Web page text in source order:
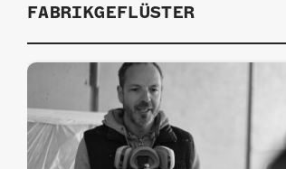
FABRIKGEFLÜSTER